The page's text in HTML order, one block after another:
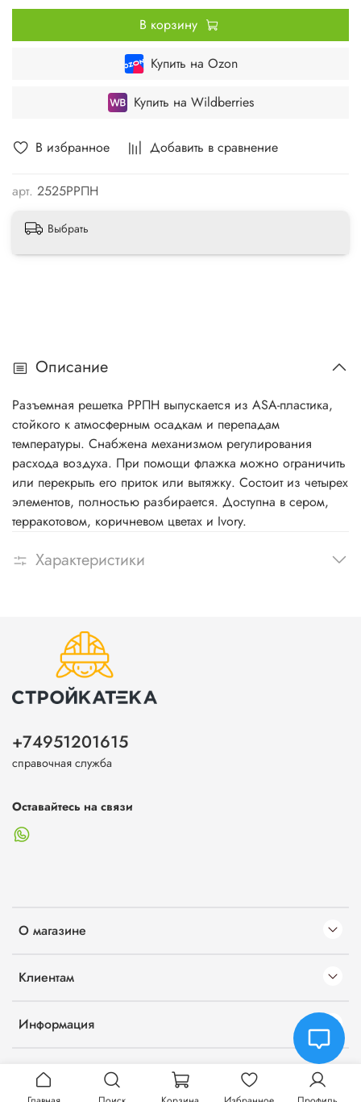
В избранное Добавить в сравнение
арт. 2525РРПН
В корзину
Купить на Ozon
Купить на Wildberries
Выбрать
Описание
Разъемная решетка РРПН выпускается из ASA-пластика,
стойкого к атмосферным осадкам и перепадам
температуры. Снабжена механизмом регулирования
расхода воздуха. При помощи флажка можно ограничить
или перекрыть его приток или вытяжку. Состоит из четырех
элементов, полностью разбирается. Доступна в сером,
терракотовом, коричневом цветах и Ivory.
Характеристики
О магазине
Клиентам
Информация
+74951201615
справочная служба
Оставайтесь на связи